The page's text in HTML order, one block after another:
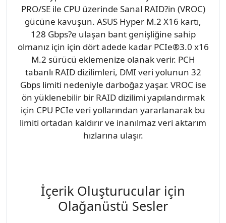
PRO/SE ile CPU üzerinde Sanal RAID?in (VROC)
gücüne kavuşun. ASUS Hyper M.2 X16 kartı,
128 Gbps?e ulaşan bant genişliğine sahip
olmanız için için dört adede kadar PCIe®3.0 x16
M.2 sürücü eklemenize olanak verir. PCH
tabanlı RAID dizilimleri, DMI veri yolunun 32
Gbps limiti nedeniyle darboğaz yaşar. VROC ise
ön yüklenebilir bir RAID dizilimi yapılandırmak
için CPU PCIe veri yollarından yararlanarak bu
limiti ortadan kaldırır ve inanılmaz veri aktarım
hızlarına ulaşır.
İçerik Oluşturucular için
Olağanüstü Sesler